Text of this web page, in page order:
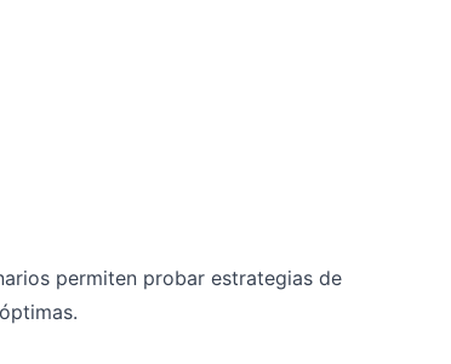
permiten probar estrategias de